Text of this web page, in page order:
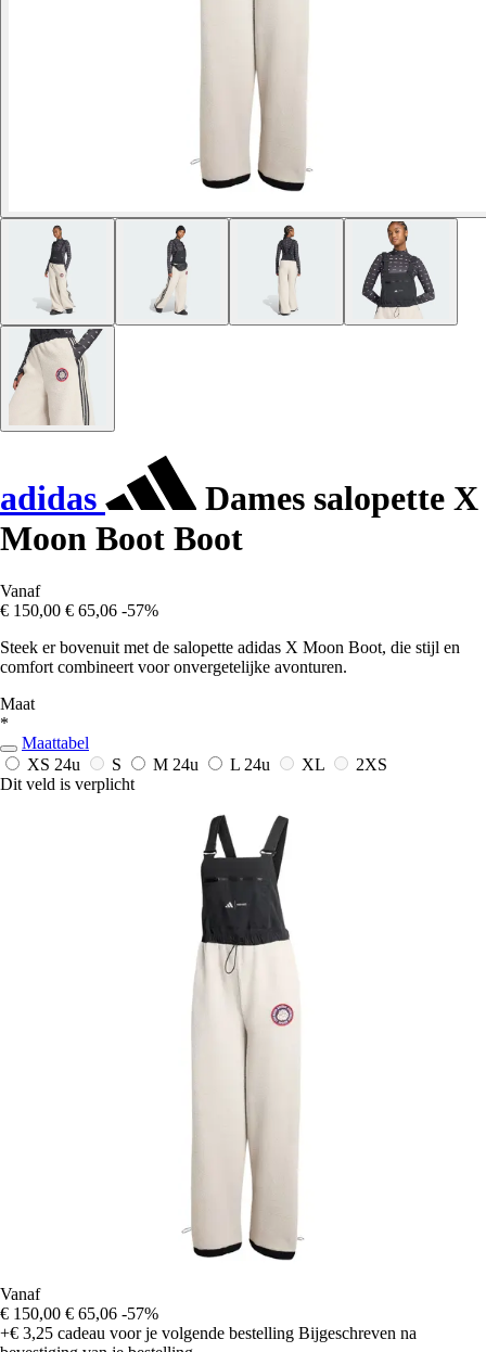
adidas
Dames salopette X
Moon Boot Boot
Vanaf
€ 150,00 € 65,06 -57%
Steek er bovenuit met de salopette adidas X Moon Boot, die stijl en
comfort combineert voor onvergetelijke avonturen.
Maat
*
Maattabel
XS 24u S M 24u L 24u XL
2XS
Dit veld is verplicht
Vanaf
€ 150,00 € 65,06 -57%
+€ 3,25 cadeau voor je volgende bestelling Bijgeschreven na